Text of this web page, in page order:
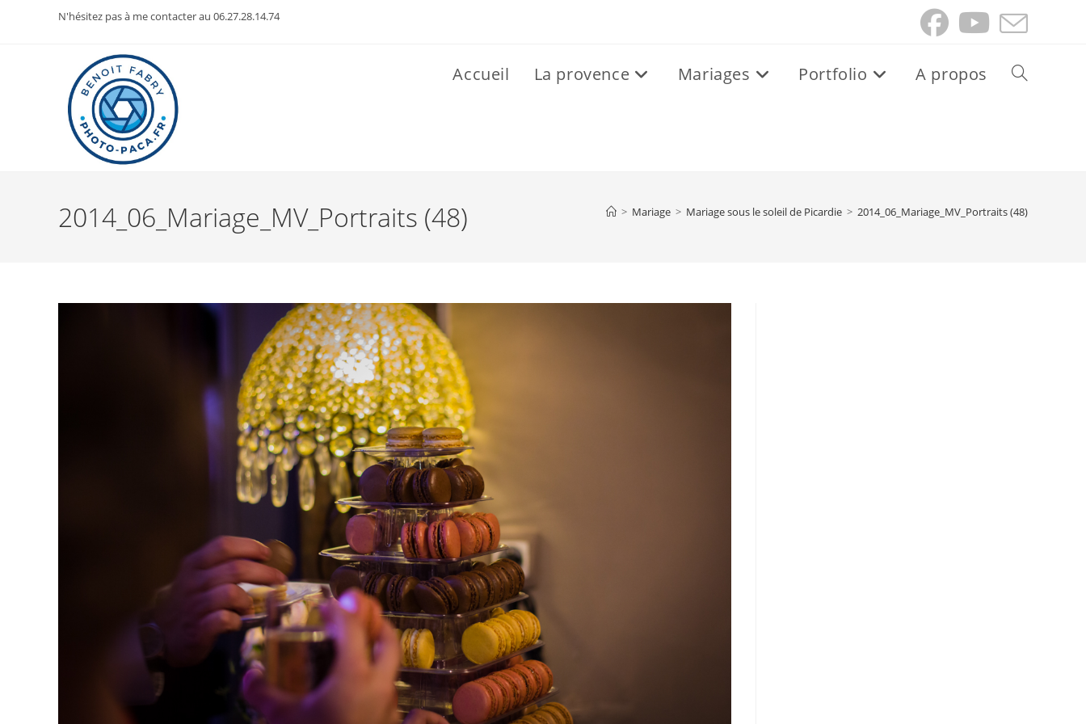
N'hésitez pas à me contacter au 06.27.28.14.74
Accueil La provence Mariages Portfolio A propos Toggle
2014_06_Mariage_MV_Portraits (48) > Mariage > Mariage sous le soleil de Picardie > 2014_06_Mariage_MV_Portraits (48)